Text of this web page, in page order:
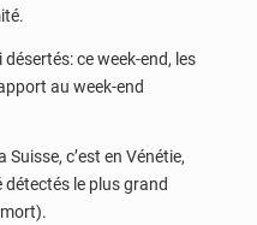
ce week-end, les
au week-end
c’est en Vénétie,
détectés le plus grand